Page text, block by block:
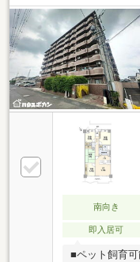
Living
学校（1100ｍ
（220ｍ）
南向き
即入居可
■ペット飼育